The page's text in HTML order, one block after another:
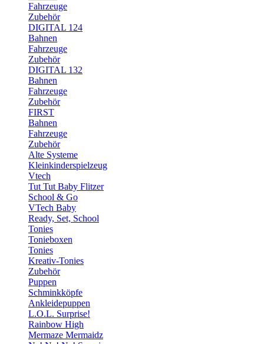
Fahrzeuge
Zubehör
DIGITAL 124
Bahnen
Fahrzeuge
Zubehör
DIGITAL 132
Bahnen
Fahrzeuge
Zubehör
FIRST
Bahnen
Fahrzeuge
Zubehör
Alte Systeme
Kleinkinderspielzeug
Vtech
Tut Tut Baby Flitzer
School & Go
VTech Baby
Ready, Set, School
Tonies
Tonieboxen
Tonies
Kreativ-Tonies
Zubehör
Puppen
Schminkköpfe
Ankleidepuppen
L.O.L. Surprise!
Rainbow High
Mermaze Mermaidz